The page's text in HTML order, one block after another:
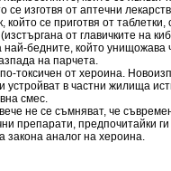
се изготвя от аптечни
се приготвя от
от главичките на
най-бедните, който
на парчета.
от хероина.
устройват в частни жилища
смес.
не се съмняват, че
препарати, предпочитайки
закона аналог на хероина.